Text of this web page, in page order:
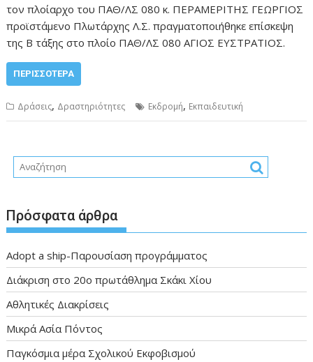
τον πλοίαρχο του ΠΑΘ/ΛΣ 080 κ. ΠΕΡΑΜΕΡΙΤΗΣ ΓΕΩΡΓΙΟΣ
προϊστάμενο Πλωτάρχης Λ.Σ. πραγματοποιήθηκε επίσκεψη
της Β τάξης στο πλοίο ΠΑΘ/ΛΣ 080 ΑΓΙΟΣ ΕΥΣΤΡΑΤΙΟΣ.
ΠΕΡΙΣΣΌΤΕΡΑ
Δράσεις, Δραστηριότητες Εκδρομή, Εκπαιδευτική
Πρόσφατα άρθρα
Adopt a ship-Παρουσίαση προγράμματος
Διάκριση στο 20ο πρωτάθλημα Σκάκι Χίου
Αθλητικές Διακρίσεις
Μικρά Ασία Πόντος
Παγκόσμια μέρα Σχολικού Εκφοβισμού